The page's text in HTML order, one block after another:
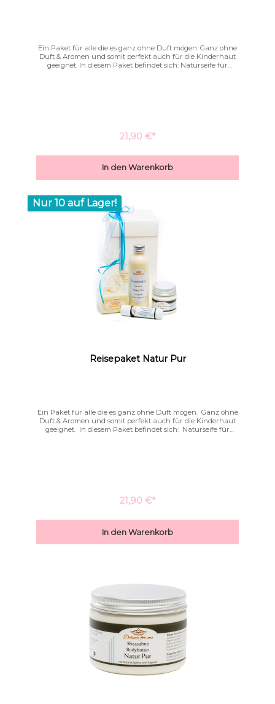
Ein Paket für alle die es ganz ohne Duft mögen. Ganz ohne
Duft & Aromen und somit perfekt auch für die Kinderhaut
geeignet. In diesem Paket befindet sich: Naturseife für
21,90 €*
In den Warenkorb
Nur 10 auf Lager!
Reisepaket Natur Pur
Ein Paket für alle die es ganz ohne Duft mögen. Ganz ohne
Duft & Aromen und somit perfekt auch für die Kinderhaut
geeignet. In diesem Paket befindet sich: Naturseife für
21,90 €*
In den Warenkorb